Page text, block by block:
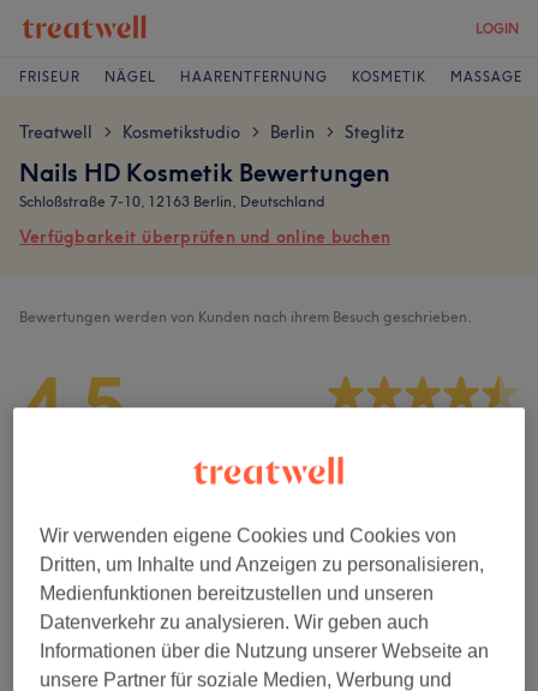
LOGIN
FRISEUR NÄGEL HAARENTFERNUNG KOSMETIK MASSAGE
Treatwell > Kosmetikstudio > Berlin > Steglitz
Nails HD Kosmetik Bewertungen
Schloßstraße 7-10, 12163 Berlin, Deutschland
Verfügbarkeit überprüfen und online buchen
Bewertungen werden von Kunden nach ihrem Besuch geschrieben.
4,5
Sauberkeit
Service
Wir verwenden eigene Cookies und Cookies von
Dritten, um Inhalte und Anzeigen zu personalisieren,
Medienfunktionen bereitzustellen und unseren
Datenverkehr zu analysieren. Wir geben auch
Informationen über die Nutzung unserer Webseite an
unsere Partner für soziale Medien, Werbung und